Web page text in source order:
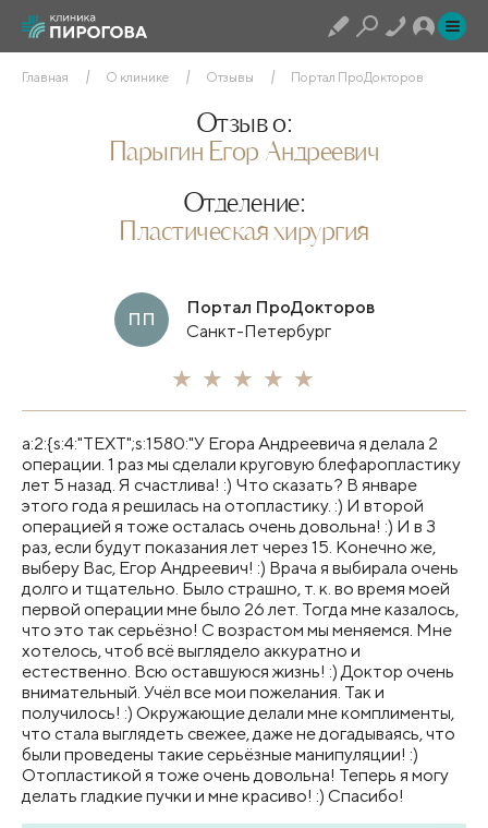
Главная О клинике Отзывы Портал ПроДокторов
Отзыв о:
Парыгин Егор Андреевич
Отделение:
Пластическая хирургия
ПП
Портал ПроДокторов
Санкт-Петербург
a:2:{s:4:"TEXT";s:1580:"У Егора Андреевича я делала 2
операции. 1 раз мы сделали круговую блефаропластику​
лет 5 назад. Я счастлива! :) Что сказать? В январе
этого года я решилась на отопластику​. :) И второй
операцией я тоже осталась очень довольна! :) И в 3
раз, если будут показания лет через 15. Конечно же,
выберу Вас, Егор Андреевич! :) Врача я выбирала очень
долго и тщательно. Было страшно, т. к. во время моей
первой операции мне было 26 лет. Тогда мне казалось,
что это так серьёзно! С возрастом мы меняемся. Мне
хотелось, чтоб всё выглядело аккуратно и
естественно. Всю оставшуюся жизнь! :) Доктор очень
внимательный. Учёл все мои пожелания. Так и
получилось! :) Окружающие делали мне комплименты,
что стала выглядеть свежее, даже не догадываясь, что
были проведены такие серьёзные манипуляции! :)
Отопластикой я тоже очень довольна! Теперь я могу
делать гладкие пучки и мне красиво! :) Спасибо!